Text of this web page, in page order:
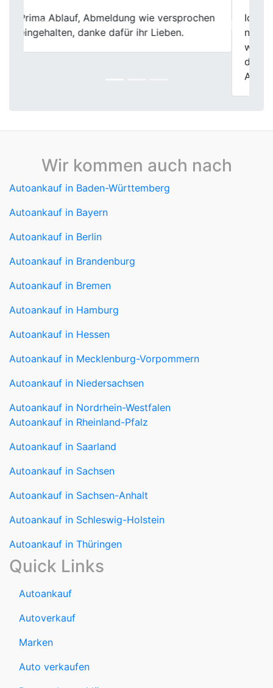
Ich kann First Car Center in Fröndenberg
nur empfehlen. Der Verkauf meines Autos
Previous Next
Wir kommen auch nach
Autoankauf in Baden-Württemberg
Autoankauf in Bayern
Autoankauf in Berlin
Autoankauf in Brandenburg
Autoankauf in Bremen
Autoankauf in Hamburg
Autoankauf in Hessen
Autoankauf in Mecklenburg-Vorpommern
Autoankauf in Niedersachsen
Autoankauf in Nordrhein-Westfalen
Autoankauf in Rheinland-Pfalz
Autoankauf in Saarland
Autoankauf in Sachsen
Autoankauf in Sachsen-Anhalt
Autoankauf in Schleswig-Holstein
Autoankauf in Thüringen
Quick Links
Autoankauf
Autoverkauf
Marken
Auto verkaufen